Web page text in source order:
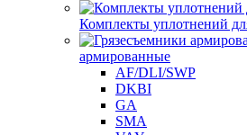
Комплекты уплотнений
армированные
AF/DLI/SWP
DKBI
GA
SMA